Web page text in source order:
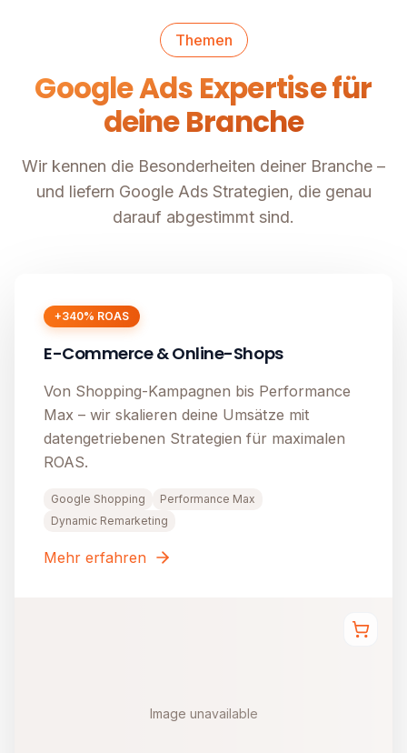
Themen
Google Ads Expertise für
deine Branche
Wir kennen die Besonderheiten deiner Branche –
und liefern Google Ads Strategien, die genau
darauf abgestimmt sind.
+340% ROAS
E-Commerce & Online-Shops
Von Shopping-Kampagnen bis Performance
Max – wir skalieren deine Umsätze mit
datengetriebenen Strategien für maximalen
ROAS.
Google Shopping
Performance Max
Dynamic Remarketing
Mehr erfahren
Image unavailable